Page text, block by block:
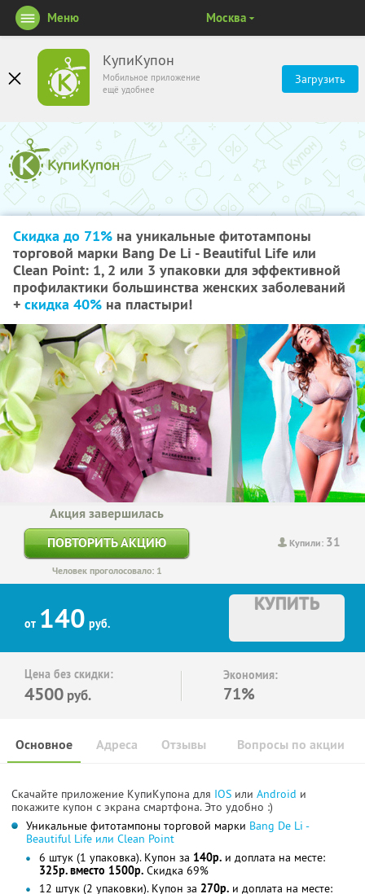
КупиКупон
Мобильное приложение
ещё удобнее
Загрузить
Меню Москва
Скидка до 71% на уникальные фитотампоны
торговой марки Bang De Li - Beautiful Life или
Clean Point: 1, 2 или 3 упаковки для эффективной
профилактики большинства женских заболеваний
+ скидка 40% на пластыри!
Купили: 31
Акция завершилась
ПОВТОРИТЬ АКЦИЮ
Человек проголосовало: 1
от 140 руб.
КУПИТЬ
Цена без скидки:
4500 руб.
Экономия:
71%
Основное Отзывы Вопросы по акции
Адреса
Скачайте приложение КупиКупона для IOS или Android и
покажите купон с экрана смартфона. Это удобно :)
Уникальные фитотампоны торговой марки Bang De Li -
Beautiful Life или Clean Point
6 штук (1 упаковка). Купон за 140р. и доплата на месте:
325р. вместо 1500р. Скидка 69%
12 штук (2 упаковки). Купон за 270р. и доплата на месте: